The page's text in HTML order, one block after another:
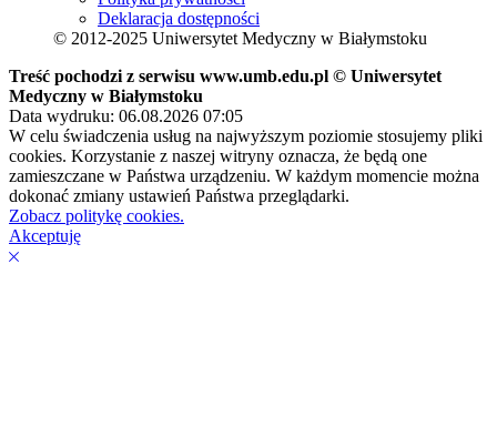
Deklaracja dostępności
© 2012-2025 Uniwersytet Medyczny w Białymstoku
Treść pochodzi z serwisu www.umb.edu.pl © Uniwersytet
Medyczny w Białymstoku
Data wydruku: 06.08.2026 07:05
W celu świadczenia usług na najwyższym poziomie stosujemy pliki
cookies. Korzystanie z naszej witryny oznacza, że będą one
zamieszczane w Państwa urządzeniu. W każdym momencie można
dokonać zmiany ustawień Państwa przeglądarki.
Zobacz politykę cookies.
Akceptuję